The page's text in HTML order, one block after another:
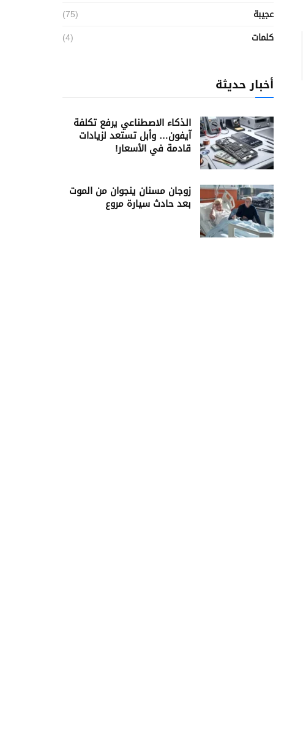
عجيبة
(75)
كلمات
(4)
أخبار حديثة
الذكاء الاصطناعي يرفع تكلفة
آيفون… وأبل تستعد لزيادات
قادمة في الأسعار!
زوجان مسنان ينجوان من الموت
بعد حادث سيارة مروع